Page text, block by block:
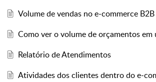
Volume de vendas no e-commerce B2B
Como ver o volume de orçamentos em
Relatório de Atendimentos
Atividades dos clientes dentro do e-